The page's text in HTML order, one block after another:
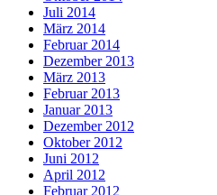
Juli 2014
März 2014
Februar 2014
Dezember 2013
März 2013
Februar 2013
Januar 2013
Dezember 2012
Oktober 2012
Juni 2012
April 2012
Februar 2012